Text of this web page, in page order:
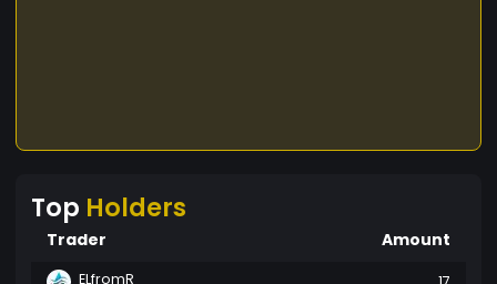
Top Holders
Trader Amount
ELfromR